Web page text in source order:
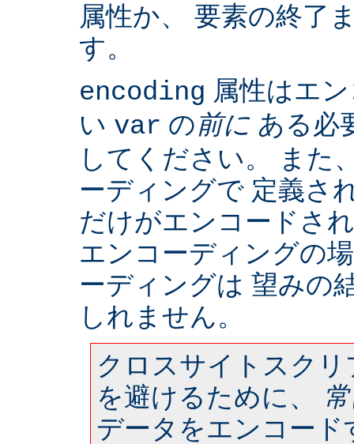
属性か、 要素の終了
す。
encoding 属性はエ
い var の前に ある必
してください。 また
ーディングで 定義さ
だけがエンコードさ
エンコーディングの
ーディングは 望みの
しれません。
クロスサイトスク
を避けるために、
データをエンコード